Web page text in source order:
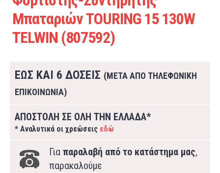
Μπαταριών TOURING 15 130W
TELWIN (807592)
ΕΩΣ ΚΑΙ 6 ΔΟΣΕΙΣ (ΜΕΤΑ ΑΠΟ ΤΗΛΕΦΩΝΙΚΗ
ΕΠΙΚΟΙΝΩΝΙΑ)
ΑΠΟΣΤΟΛΗ ΣΕ ΟΛΗ ΤΗΝ ΕΛΛΑΔΑ*
* Αναλυτικά οι χρεώσεις εδώ
Για παραλαβή από το κατάστημα μας,
παρακαλούμε